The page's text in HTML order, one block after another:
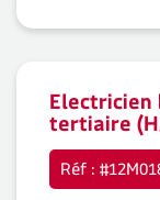
tertiaire
Réf :